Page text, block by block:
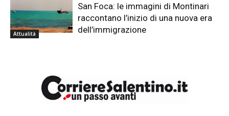
Attualità
San Foca: le immagini di Montinari
raccontano l’inizio di una nuova era
dell’immigrazione